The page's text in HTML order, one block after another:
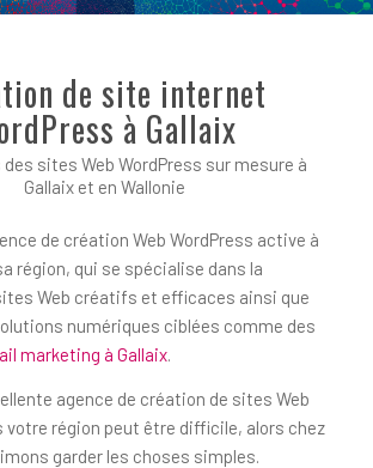
de site internet
à Gallaix
des sites Web WordPress sur mesure à
Gallaix et en Wallonie
de création Web WordPress active à
région, qui se spécialise dans la
Web créatifs et efficaces ainsi que
numériques ciblées comme des
marketing à Gallaix.
agence de création de sites Web
votre région peut être difficile, alors chez
garder les choses simples.